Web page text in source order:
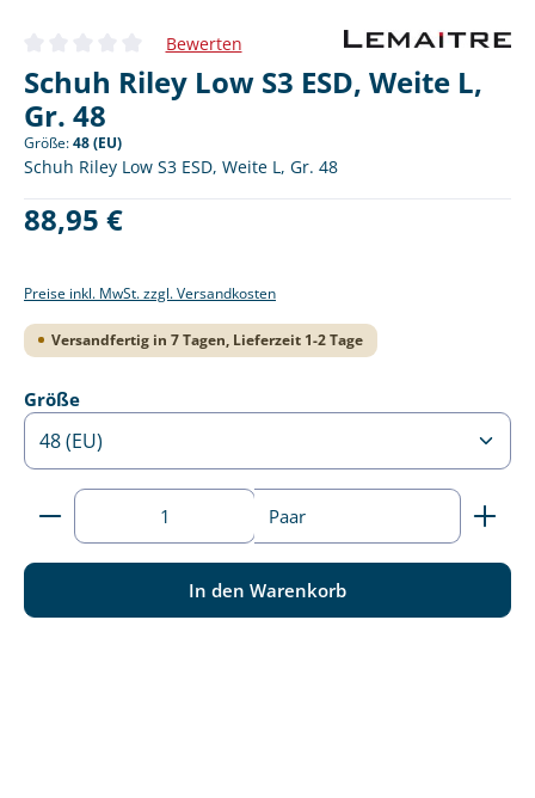
Durchschnittliche Bewertung von 0 von 5 Sternen
Bewerten
Schuh Riley Low S3 ESD, Weite L,
Gr. 48
Größe:48 (EU)
Schuh Riley Low S3 ESD, Weite L, Gr. 48
Regulärer Preis:
88,95 €
Preise inkl. MwSt. zzgl. Versandkosten
Versandfertig in 7 Tagen, Lieferzeit 1-2 Tage
Größeauswählen
Produkt Anzahl: Gib den gewünschten Wert ein
Paar
In den Warenkorb